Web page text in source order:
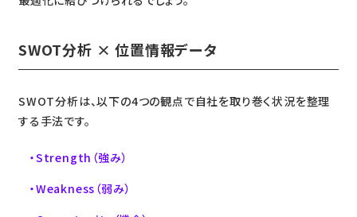
SWOT分析 × 位置情報データ
SWOT分析は、以下の4つの観点で自社を取り巻く状況を整理
する手法です。
Strength（強み）
Weakness（弱み）